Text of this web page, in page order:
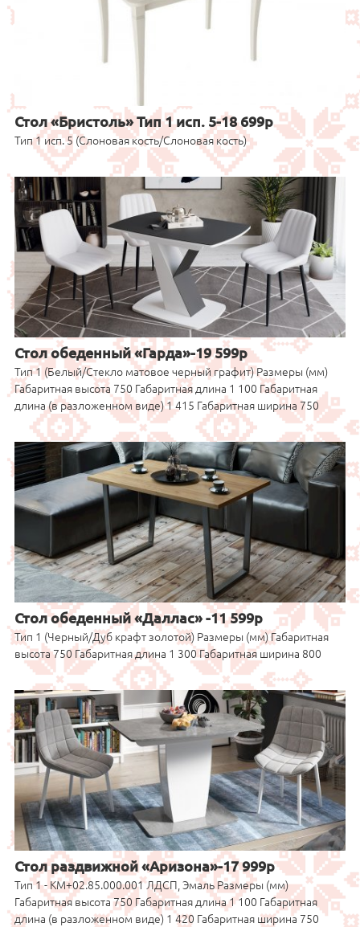
Стол «Бристоль» Тип 1 исп. 5-18 699р
Тип 1 исп. 5 (Слоновая кость/Слоновая кость)
Стол обеденный «Гарда»-19 599р
Тип 1 (Белый/Стекло матовое черный графит) Размеры (мм)
Габаритная высота 750 Габаритная длина 1 100 Габаритная
длина (в разложенном виде) 1 415 Габаритная ширина 750
Стол обеденный «Даллас» -11 599р
Тип 1 (Черный/Дуб крафт золотой) Размеры (мм) Габаритная
высота 750 Габаритная длина 1 300 Габаритная ширина 800
Стол раздвижной «Аризона»-17 999р
Тип 1 - КМ+02.85.000.001 ЛДСП, Эмаль Размеры (мм)
Габаритная высота 750 Габаритная длина 1 100 Габаритная
длина (в разложенном виде) 1 420 Габаритная ширина 750